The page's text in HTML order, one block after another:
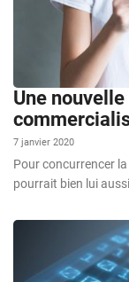
Une
7 janvier 2020
Pour concurrencer
pourrait bien lui